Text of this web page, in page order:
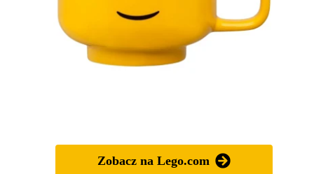
Zobacz na Lego.com